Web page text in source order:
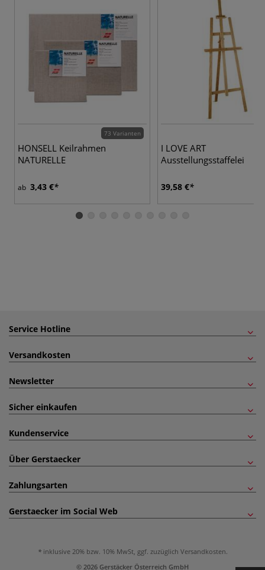
73 Varianten
HONSELL Keilrahmen
NATURELLE
ab 3,43 €
I LOVE ART
Ausstellungsstaffelei
39,58 €
Service Hotline
Versandkosten
Newsletter
Sicher einkaufen
Kundenservice
Über Gerstaecker
Zahlungsarten
Gerstaecker im Social Web
inklusive 20% bzw. 10% MwSt, ggf. zuzüglich Versandkosten.
© 2026 Gerstäcker Österreich GmbH